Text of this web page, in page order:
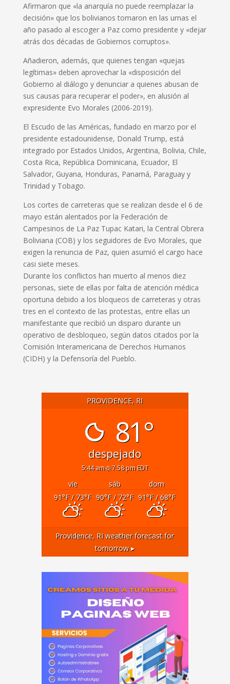
Afirmaron que «la anarquía no puede reemplazar la
decisión» que los bolivianos tomaron en las urnas el
año pasado al escoger a Paz como presidente y «dejar
atrás dos décadas de Gobiernos corruptos».
Añadieron, además, que quienes tengan «quejas
legítimas» deben aprovechar la «disposición del
Gobierno al diálogo y denunciar a quienes abusan de
sus causas para recuperar el poder», en alusión al
expresidente Evo Morales (2006-2019).
El Escudo de las Américas, fundado en marzo por el
presidente estadounidense, Donald Trump, está
integrado por Estados Unidos, Argentina, Bolivia, Chile,
Costa Rica, República Dominicana, Ecuador, El
Salvador, Guyana, Honduras, Panamá, Paraguay y
Trinidad y Tobago.
Los cortes de carreteras que se realizan desde el 6 de
mayo están alentados por la Federación de
Campesinos de La Paz Tupac Katari, la Central Obrera
Boliviana (COB) y los seguidores de Evo Morales, que
exigen la renuncia de Paz, quien asumió el cargo hace
casi siete meses.
Durante los conflictos han muerto al menos diez
personas, siete de ellas por falta de atención médica
oportuna debido a los bloqueos de carreteras y otras
tres en el contexto de las protestas, entre ellas un
manifestante que recibió un disparo durante un
operativo de desbloqueo, según datos citados por la
Comisión Interamericana de Derechos Humanos
(CIDH) y la Defensoría del Pueblo.
PROVIDENCE, RI
81°
despejado
5:44 am 7:58 pm EDT
vie sáb
dom
91°F/ 73°F 90°F/ 72°F 91°F/ 68°F
Providence, RI weather forecast for
tomorrow ▸